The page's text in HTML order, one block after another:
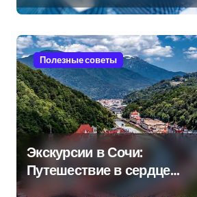
Полезные советы
Экскурсии в Сочи:
Путешествие в сердце
Черноморского курорта